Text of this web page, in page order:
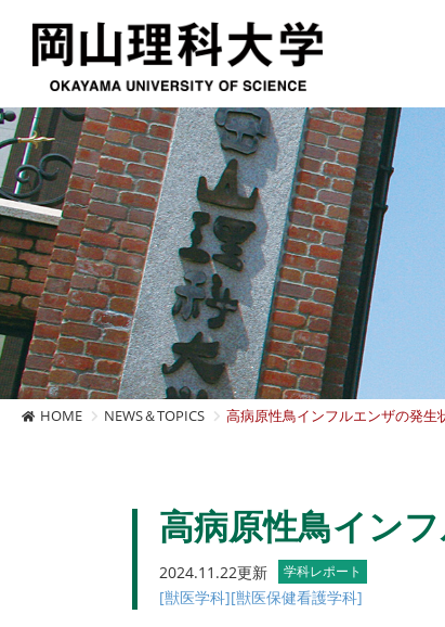
HOME NEWS＆TOPICS 高病原性鳥インフルエンザの発生
高病原性鳥イン
2024.11.22更新 学科レポート
[獣医学科][獣医保健看護学科]